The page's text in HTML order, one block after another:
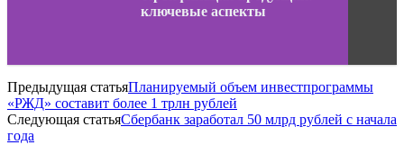
ключевые аспекты
Предыдущая статьяПланируемый объем инвестпрограммы
«РЖД» составит более 1 трлн рублей
Следующая статьяСбербанк заработал 50 млрд рублей с начала
года